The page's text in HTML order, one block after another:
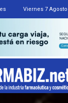
Viernes 7 Agosto